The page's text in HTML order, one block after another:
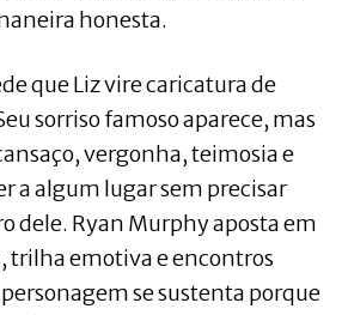
honesta.
que Liz vire caricatura de
sorriso famoso aparece, mas
vergonha, teimosia e
a algum lugar sem precisar
dele. Ryan Murphy aposta em
trilha emotiva e encontros
se sustenta porque